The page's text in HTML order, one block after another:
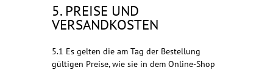
5. PREISE UND
VERSANDKOSTEN
5.1 Es gelten die am Tag der Bestellung
gültigen Preise, wie sie in dem Online-Shop